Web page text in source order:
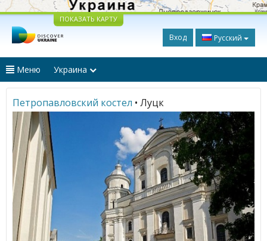
ПОКАЗАТЬ КАРТУ
Вход Русский
Меню Украина
Петропавловский костел • Луцк